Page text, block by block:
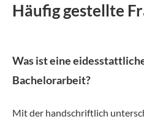
Häufig gestellte
Was ist eine
Bachelorarbeit?
Mit der handschriftlich